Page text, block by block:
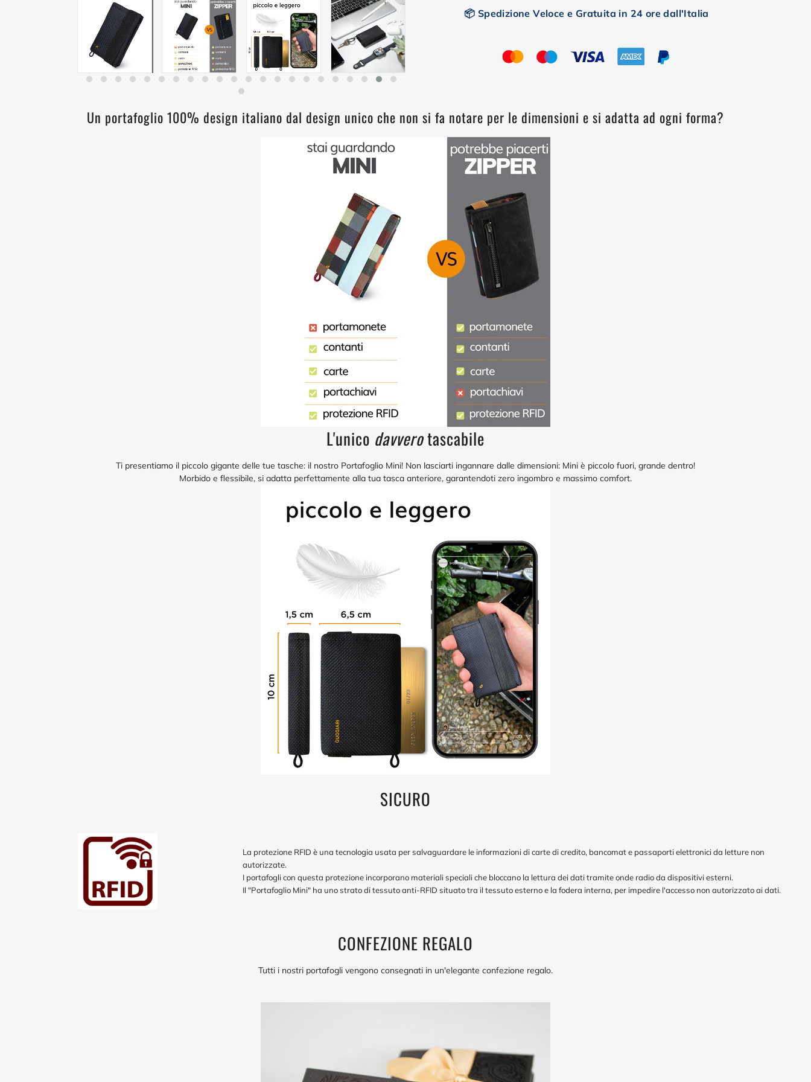
📦 Spedizione Veloce e Gratuita in 24 ore dall'Italia
Un portafoglio 100% design italiano dal design unico che non si fa notare per le dimensioni e si adatta ad ogni forma?
L'unico davverotascabile
Ti presentiamo il piccolo gigante delle tue tasche: il nostro Portafoglio Mini! Non lasciarti ingannare dalle dimensioni: Mini è piccolo fuori, grande dentro!
Morbido e flessibile, si adatta perfettamente alla tua tasca anteriore, garantendoti zero ingombro e massimo comfort.
SICURO
La protezione RFID è una tecnologia usata per salvaguardare le informazioni di carte di credito, bancomat e passaporti elettronici da letture non
autorizzate.
I portafogli con questa protezione incorporano materiali speciali che bloccano la lettura dei dati tramite onde radio da dispositivi esterni.
Il "Portafoglio Mini" ha uno strato di tessuto anti-RFID situato tra il tessuto esterno e la fodera interna, per impedire l'accesso non autorizzato ai dati.
CONFEZIONE REGALO
Tutti i nostri portafogli vengono consegnati in un'elegante confezione regalo.